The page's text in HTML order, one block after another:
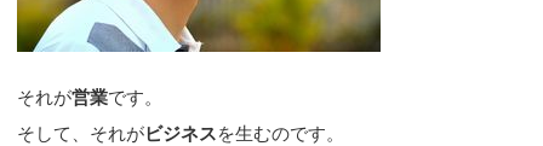
それが営業です。
そして、それがビジネスを生むのです。